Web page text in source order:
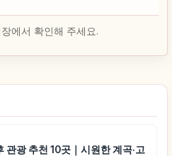
에서 확인해 주세요.
관광 추천 10곳｜시원한 계곡·고